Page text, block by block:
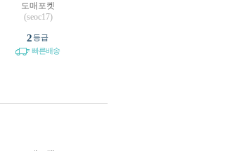
도매포켓
(seoc17)
2등급
빠른배송